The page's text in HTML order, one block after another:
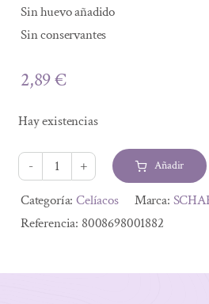
Sin huevo añadido
Sin conservantes
2,89€
Hay existencias
WAFER
CACAO
-
Añadir
Alternative:
Categoría:Celíacos Marca:
Referencia: 8008698001882